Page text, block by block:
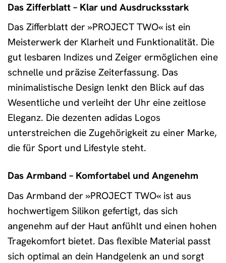
Das Zifferblatt – Klar und Ausdrucksstark
Das Zifferblatt der »PROJECT TWO« ist ein
Meisterwerk der Klarheit und Funktionalität. Die
gut lesbaren Indizes und Zeiger ermöglichen eine
schnelle und präzise Zeiterfassung. Das
minimalistische Design lenkt den Blick auf das
Wesentliche und verleiht der Uhr eine zeitlose
Eleganz. Die dezenten adidas Logos
unterstreichen die Zugehörigkeit zu einer Marke,
die für Sport und Lifestyle steht.
Das Armband – Komfortabel und Angenehm
Das Armband der »PROJECT TWO« ist aus
hochwertigem Silikon gefertigt, das sich
angenehm auf der Haut anfühlt und einen hohen
Tragekomfort bietet. Das flexible Material passt
sich optimal an dein Handgelenk an und sorgt